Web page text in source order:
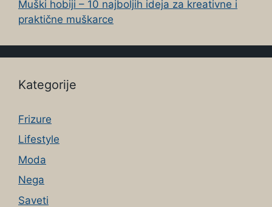
Muški hobiji – 10 najboljih ideja za kreativne i
praktične muškarce
Kategorije
Frizure
Lifestyle
Moda
Nega
Saveti